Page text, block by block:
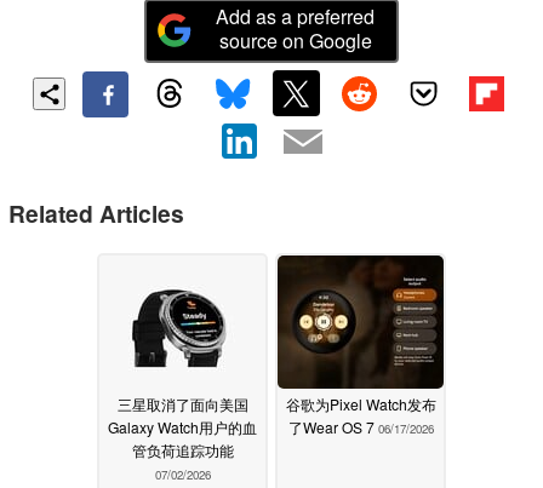
Add as a preferred
source on Google
Related Articles
三星取消了面向美国
Galaxy Watch用户的血
管负荷追踪功能
07/02/2026
谷歌为Pixel Watch发布
了Wear OS 7 06/17/2026